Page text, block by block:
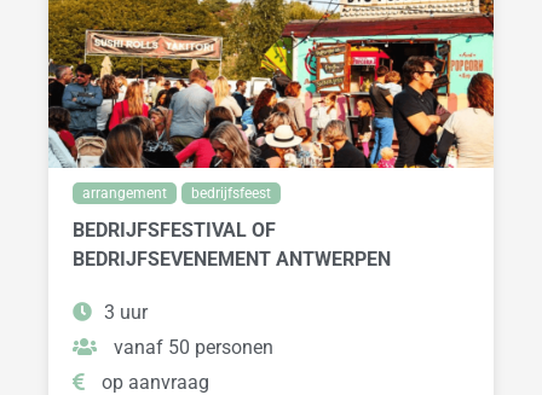
arrangement bedrijfsfeest
BEDRIJFSFESTIVAL OF
BEDRIJFSEVENEMENT ANTWERPEN
3 uur
vanaf 50 personen
op aanvraag